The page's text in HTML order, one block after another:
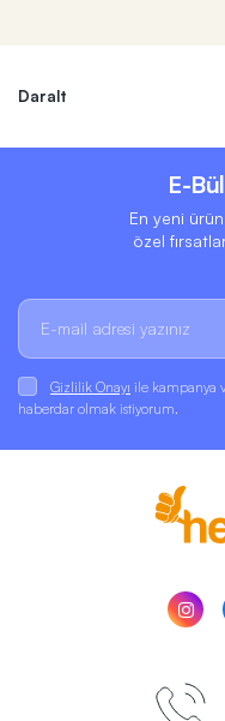
Daralt
E-
En yeni
özel
Gizlilik Onayı ile kampanya
haberdar olmak istiyorum.